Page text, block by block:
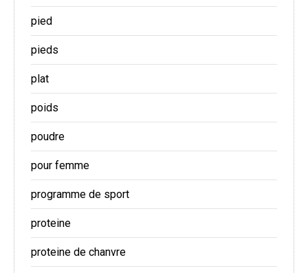
pied
pieds
plat
poids
poudre
pour femme
programme de sport
proteine
proteine de chanvre